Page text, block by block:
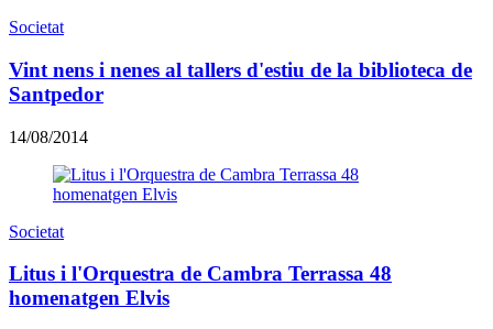
Societat
Vint nens i nenes al tallers d'estiu de la biblioteca de
Santpedor
14/08/2014
Societat
Litus i l'Orquestra de Cambra Terrassa 48
homenatgen Elvis